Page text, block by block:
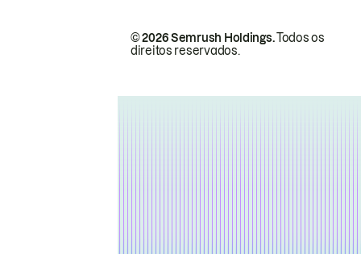
© 2026 Semrush Holdings.Todos os
direitos reservados.